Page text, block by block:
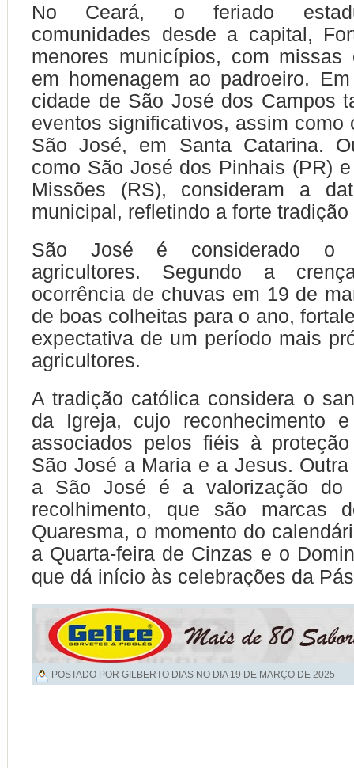
No Ceará, o feriado
comunidades desde a capital,
menores municípios, com missas
em homenagem ao padroeiro.
cidade de São José dos Campos
eventos significativos, assim como
São José, em Santa Catarina.
como São José dos Pinhais (PR)
Missões (RS), consideram a
municipal, refletindo a forte
São José é considerado o
agricultores. Segundo a
ocorrência de chuvas em 19 de
de boas colheitas para o ano,
expectativa de um período mais
agricultores.
A tradição católica considera o
da Igreja, cujo reconhecimento
associados pelos fiéis à
São José a Maria e a Jesus.
a São José é a valorização do
recolhimento, que são marcas
Quaresma, o momento do
a Quarta-feira de Cinzas e o
que dá início às celebrações da
POSTADO POR GILBERTO DIAS NO DIA 19 DE MARÇO DE 2025